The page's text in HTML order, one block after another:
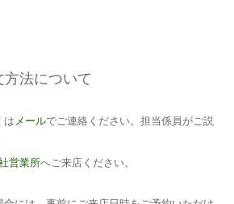
法について
は メールでご連絡ください。担当係員がご説
営業所へご来店ください。